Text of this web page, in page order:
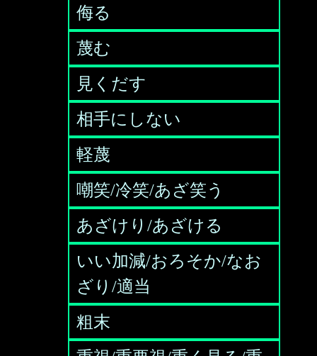
侮る
蔑む
見くだす
相手にしない
軽蔑
嘲笑/冷笑/あざ笑う
あざけり/あざける
いい加減/おろそか/なお
ざり/適当
粗末